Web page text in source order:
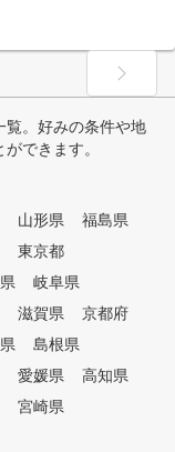
覧。好みの条件や地
できます。
山形県
福島県
東京都
岐阜県
滋賀県
京都府
島根県
愛媛県
高知県
宮崎県